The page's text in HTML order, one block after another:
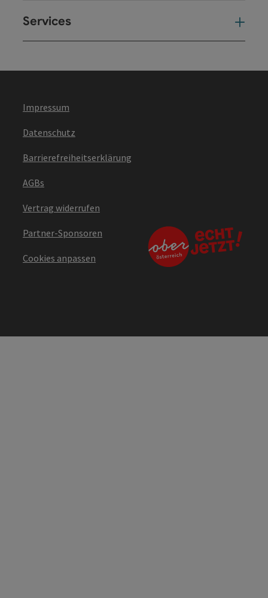
Services
Impressum
Datenschutz
Barrierefreiheitserklärung
AGBs
Vertrag widerrufen
Partner-Sponsoren
Cookies anpassen